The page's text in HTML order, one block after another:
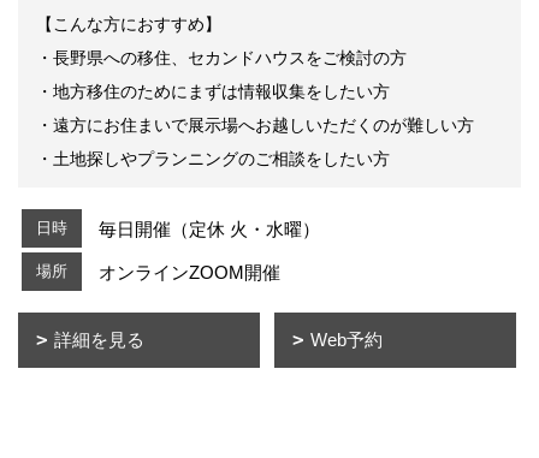
【こんな方におすすめ】
・長野県への移住、セカンドハウスをご検討の方
・地方移住のためにまずは情報収集をしたい方
・遠方にお住まいで展示場へお越しいただくのが難しい方
・土地探しやプランニングのご相談をしたい方
日時 毎日開催（定休 火・水曜）
場所 オンラインZOOM開催
詳細を見る Web予約